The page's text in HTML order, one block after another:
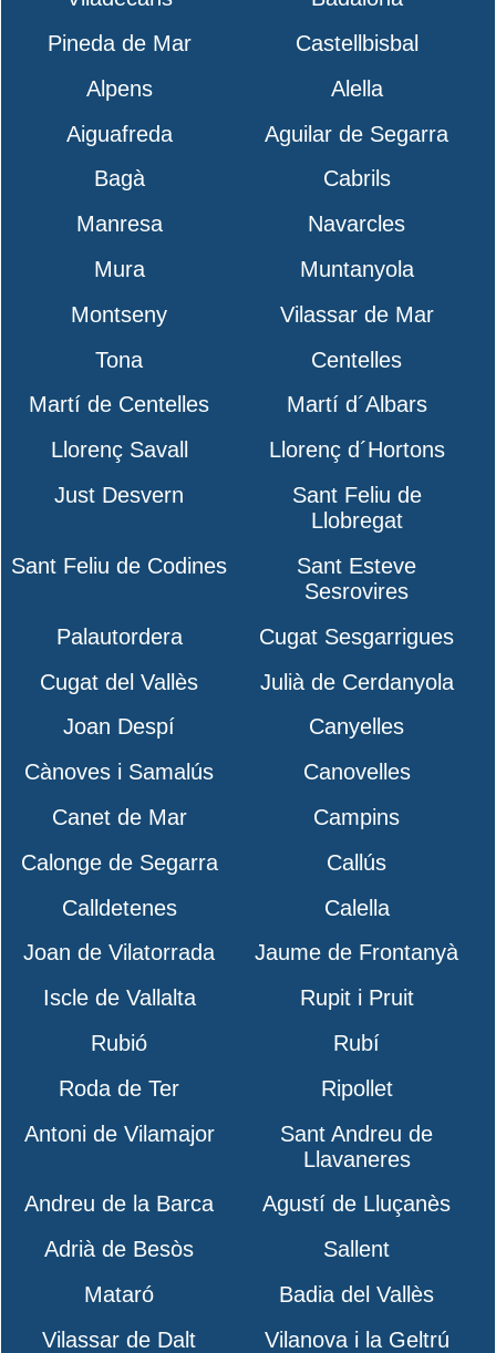
Pineda de Mar
Castellbisbal
Alpens
Alella
Aiguafreda
Aguilar de Segarra
Bagà
Cabrils
Manresa
Navarcles
Mura
Muntanyola
Montseny
Vilassar de Mar
Tona
Centelles
Martí de Centelles
Martí d´Albars
Llorenç Savall
Llorenç d´Hortons
Just Desvern
Sant Feliu de
Llobregat
Sant Feliu de Codines
Sant Esteve
Sesrovires
Palautordera
Cugat Sesgarrigues
Cugat del Vallès
Julià de Cerdanyola
Joan Despí
Canyelles
Cànoves i Samalús
Canovelles
Canet de Mar
Campins
Calonge de Segarra
Callús
Calldetenes
Calella
Joan de Vilatorrada
Jaume de Frontanyà
Iscle de Vallalta
Rupit i Pruit
Rubió
Rubí
Roda de Ter
Ripollet
Antoni de Vilamajor
Sant Andreu de
Llavaneres
Andreu de la Barca
Agustí de Lluçanès
Adrià de Besòs
Sallent
Mataró
Badia del Vallès
Vilassar de Dalt
Vilanova i la Geltrú